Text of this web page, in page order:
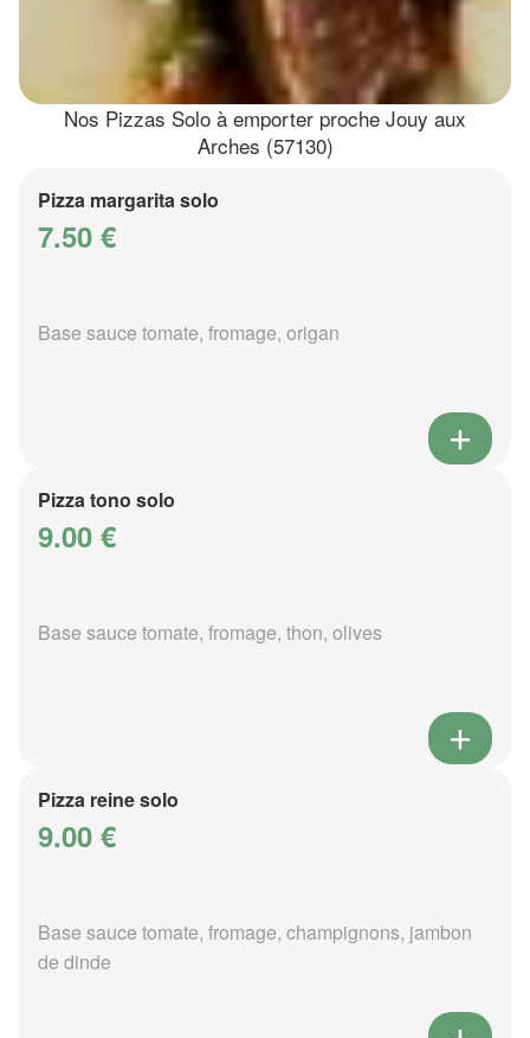
Nos Pizzas Solo à emporter proche Jouy aux
Arches (57130)
Pizza margarita solo
7.50 €
Base sauce tomate, fromage, origan
Pizza tono solo
9.00 €
Base sauce tomate, fromage, thon, olives
Pizza reine solo
9.00 €
Base sauce tomate, fromage, champignons, jambon
de dinde